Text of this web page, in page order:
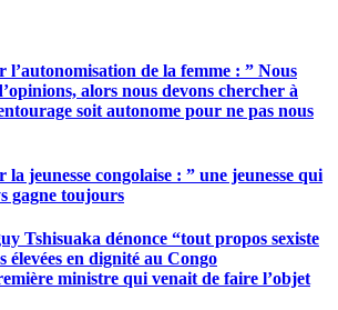
l’autonomisation de la femme : ” Nous
alors nous devons chercher à
soit autonome pour ne pas nous
la jeunesse congolaise : ” une jeunesse qui
gagne toujours
Tshisuaka dénonce “tout propos sexiste
élevées en dignité au Congo
ministre qui venait de faire l’objet